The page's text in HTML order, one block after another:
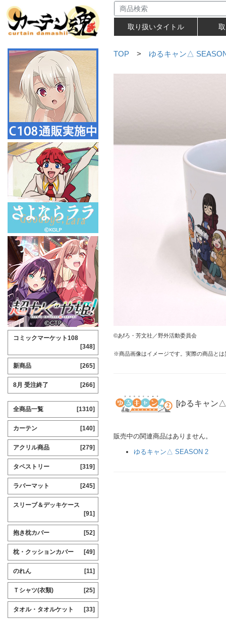
取り扱いタイトル
TOP > ゆるキャン△
©あfろ・芳文社／野外活動委員会
※商品画像はイメージです。実際の商品と
[ゆるキャン
販売中の関連商品はありません。
ゆるキャン△ SEASON 2
コミックマーケット108
[348]
新商品 [265]
8月 受注終了 [266]
全商品一覧 [1310]
カーテン [140]
アクリル商品 [279]
タペストリー [319]
ラバーマット [245]
スリーブ＆デッキケース
[91]
抱き枕カバー [52]
枕・クッションカバー [49]
のれん [11]
Ｔシャツ(衣類) [25]
タオル・タオルケット [33]